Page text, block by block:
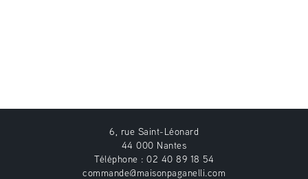
6, rue Saint-Léonard
44 000 Nantes
Téléphone : 02 40 89 18 54
commande@maisonpaganelli.com